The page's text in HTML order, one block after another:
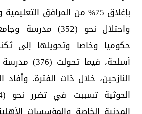
واحتلال نحو (352)
حكوميا وخاصا وتحويلها إلى
أسلحة، فيما
النازحين، خلال ذات الفترة. وأفاد